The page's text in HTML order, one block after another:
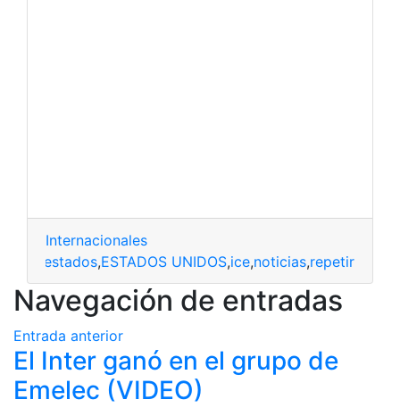
Internacionales
estados,ESTADOS UNIDOS,ice,noticias,repetir
Navegación de entradas
Entrada anterior
El Inter ganó en el grupo de
Emelec (VIDEO)